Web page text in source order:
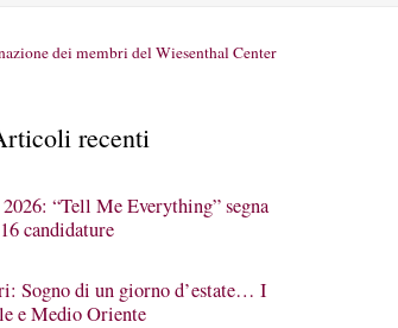
dei membri del Wiesenthal Center
recenti
“Tell Me Everything” segna
candidature
Sogno di un giorno d’estate… I
e Medio Oriente